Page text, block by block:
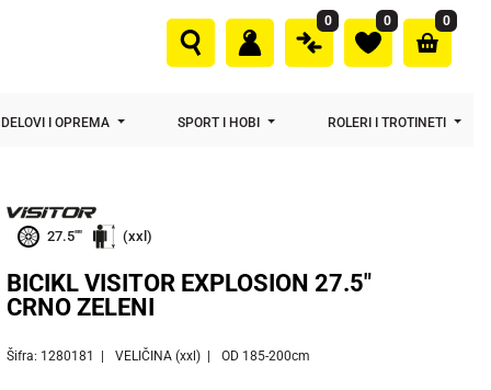
0 0 0
I OPREMA SPORT I HOBI ROLERI I TROTINETI
27.5"" (xxl)
BICIKL VISITOR EXPLOSION 27.5"
CRNO ZELENI
Šifra: 1280181 VELIČINA (xxl) OD 185-200cm